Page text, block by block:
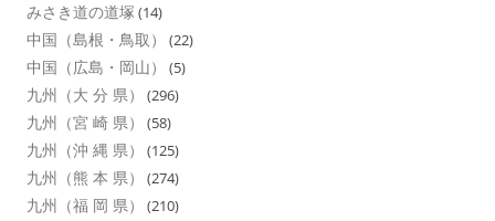
みさき道の道塚 (14)
中国（島根・鳥取） (22)
中国（広島・岡山） (5)
九州（大 分 県） (296)
九州（宮 崎 県） (58)
九州（沖 縄 県） (125)
九州（熊 本 県） (274)
九州（福 岡 県） (210)